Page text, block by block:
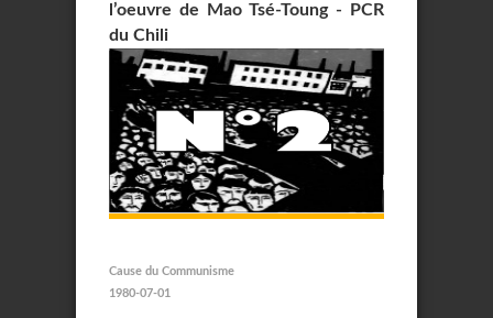
l’oeuvre de Mao Tsé-Toung - PCR
du Chili
Cause du Communisme
1980-07-01